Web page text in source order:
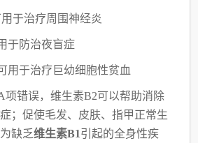
于治疗周围神经炎
于防治夜盲症
用于治疗巨幼细胞性贫血
项错误，维生素B2可以帮助消除
；促使毛发、皮肤、指甲正常生
缺乏维生素B1引起的全身性疾